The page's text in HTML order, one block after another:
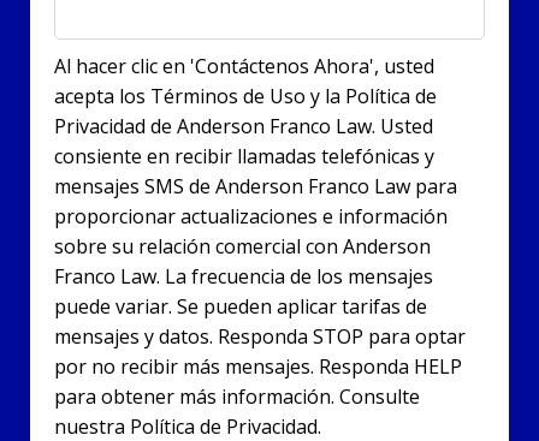
Al hacer clic en 'Contáctenos Ahora', usted
acepta los Términos de Uso y la Política de
Privacidad de Anderson Franco Law. Usted
consiente en recibir llamadas telefónicas y
mensajes SMS de Anderson Franco Law para
proporcionar actualizaciones e información
sobre su relación comercial con Anderson
Franco Law. La frecuencia de los mensajes
puede variar. Se pueden aplicar tarifas de
mensajes y datos. Responda STOP para optar
por no recibir más mensajes. Responda HELP
para obtener más información. Consulte
nuestra Política de Privacidad.